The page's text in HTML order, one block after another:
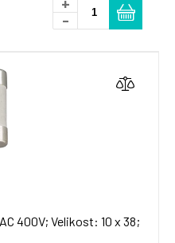
-
400V; Velikost: 10 x 38;